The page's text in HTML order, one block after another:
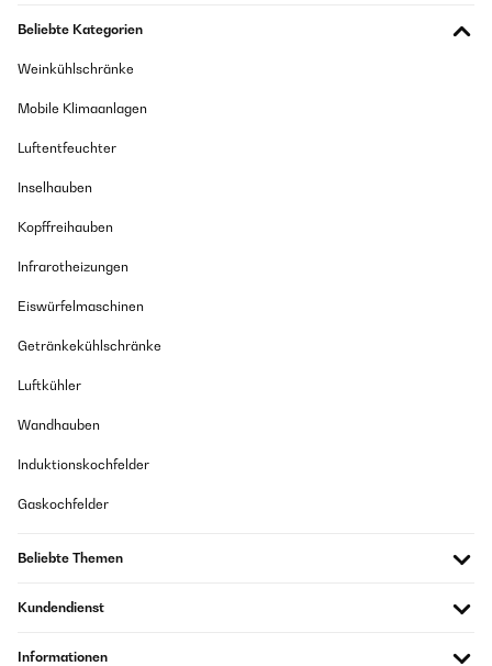
Beliebte Kategorien
Weinkühlschränke
Mobile Klimaanlagen
Luftentfeuchter
Inselhauben
Kopffreihauben
Infrarotheizungen
Eiswürfelmaschinen
Getränkekühlschränke
Luftkühler
Wandhauben
Induktionskochfelder
Gaskochfelder
Beliebte Themen
Kundendienst
Informationen